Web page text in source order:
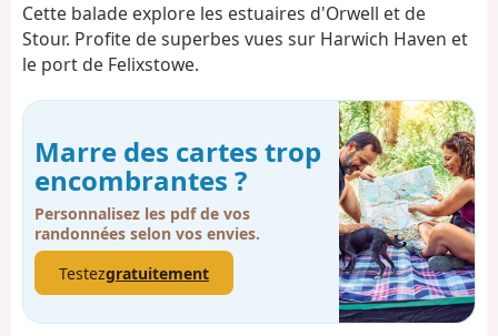
i
t
i
o
n
Cette balade explore les estuaires d'Orwell et de
Stour. Profite de superbes vues sur Harwich Haven et
le port de Felixstowe.
Marre des cartes trop
encombrantes ?
Personnalisez les pdf de vos
randonnées selon vos envies.
Testezgratuitement